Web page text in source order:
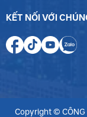
KẾT NỐI VỚI
Copyright ©